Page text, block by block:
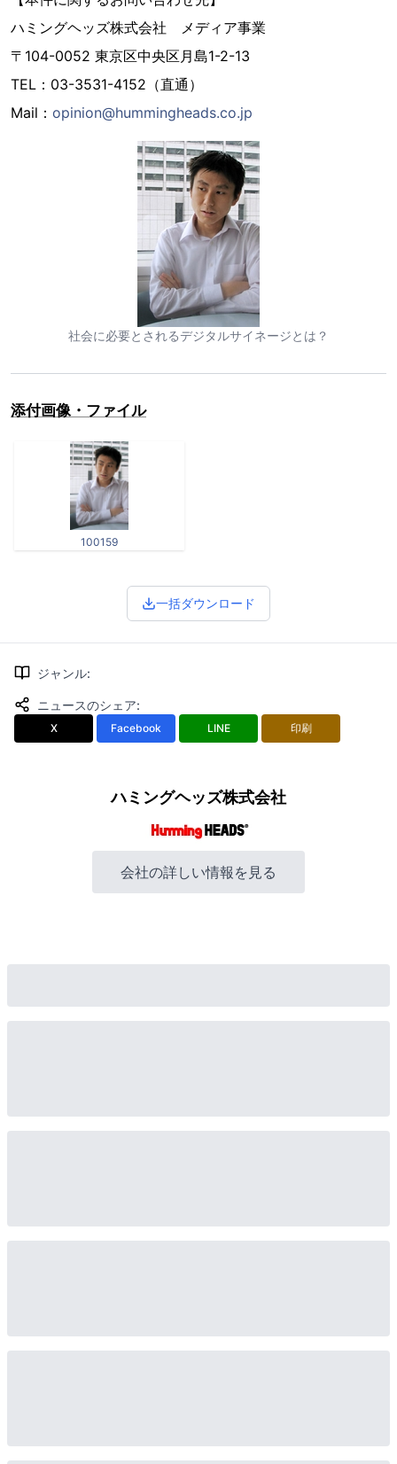
ハミングヘッズ株式会社 メディア事業
〒104-0052 東京区中央区月島1-2-13
TEL：03-3531-4152（直通）
Mail： opinion@hummingheads.co.jp
社会に必要とされるデジタルサイネージとは？
添付画像・ファイル
100159
一括ダウンロード
ジャンル:
ニュースのシェア:
X Facebook LINE 印刷
ハミングヘッズ株式会社
会社の詳しい情報を見る